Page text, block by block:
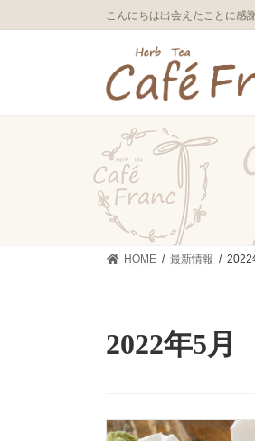
ン
ビ
こんにちは出会えたことに
HOME 最新情報 2022
2022年5月